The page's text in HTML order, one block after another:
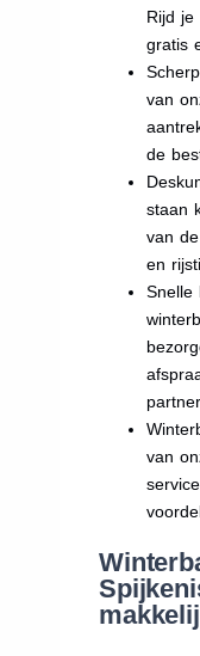
Rijd je
gratis
van
de
staan
van
en
Snelle
van